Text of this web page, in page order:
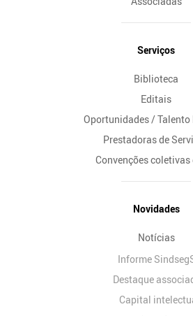
Serviços
Biblioteca
Editais
Oportunidades / Talento
Prestadoras de
Convenções coletivas
Novidades
Notícias
Informe
Destaque
Capital